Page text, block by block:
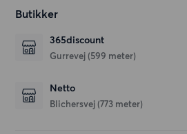
Butikker
365discount
Gurrevej (599 meter)
Netto
Blichersvej (773 meter)